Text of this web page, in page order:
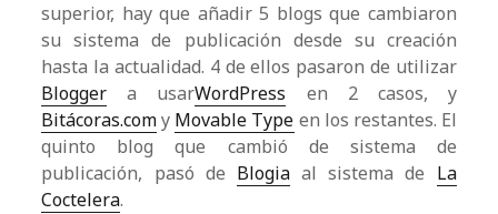
superior, hay que añadir 5 blogs que cambiaron
su sistema de publicación desde su creación
hasta la actualidad. 4 de ellos pasaron de utilizar
Blogger a usarWordPress en 2 casos, y
Bitácoras.comy Movable Type en los restantes. El
quinto blog que cambió de sistema de
publicación, pasó de Blogiaal sistema de La
Coctelera.